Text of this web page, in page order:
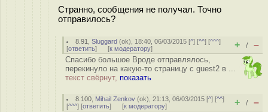
Странно, сообщения не получал. Точно
отправилось?
8.91 ,Sluggard (ok), 18:40, 06/03/2015 [^] [^^] [^^^]
[ответить] [к модератору] + / –
Спасибо большое Вроде отправлялось,
перекинуло на какую-то страницу с guest2 в ...
текст свёрнут, показать
8.100 Mihail Zenkov (ok), 21:13, 06/03/2015 [^] [^^]
[^^^] [ответить] [к модератору] + / –